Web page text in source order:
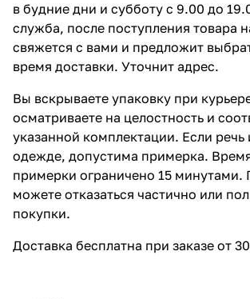
в будние дни и субботу с 9.00 до
служба, после поступления товара
свяжется с вами и предложит
время доставки. Уточнит адрес.
Вы вскрываете упаковку при
осматриваете на целостность и
указанной комплектации. Если речь
одежде, допустима примерка.
примерки ограничено 15 минутами.
можете отказаться частично или
покупки.
Доставка бесплатна при заказе от